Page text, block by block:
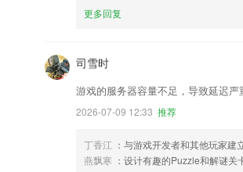
更多回复
司雪时
游戏的服务器容量不足，导致延迟严
2026-07-09 12:33 推荐
丁香江 ：与游戏开发者和其他玩家建
燕飘寒 ：设计有趣的Puzzle和解谜关